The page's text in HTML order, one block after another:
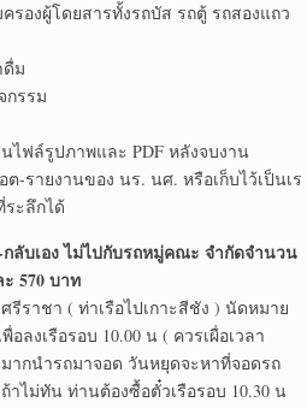
รองผู้โดยสารทั้งรถบัส รถตู้ รถสองแถว
ดื่ม
กรรม
ไฟล์รูปภาพและ PDF หลังจบงาน
-รายงานของ นร. นศ. หรือเก็บไว้เป็นเร
ระลึกได้
ลับเอง ไม่ไปกับรถหมู่คณะ จำกัดจำนวน
570 บาท
รีราชา ( ท่าเรือไปเกาะสีชัง ) นัดหมาย
อลงเรือรอบ 10.00 น ( ควรเผื่อเวลา
ากนำรถมาจอด วันหยุดจะหาที่จอดรถ
าไม่ทัน ท่านต้องซื้อตั๋วเรือรอบ 10.30 น